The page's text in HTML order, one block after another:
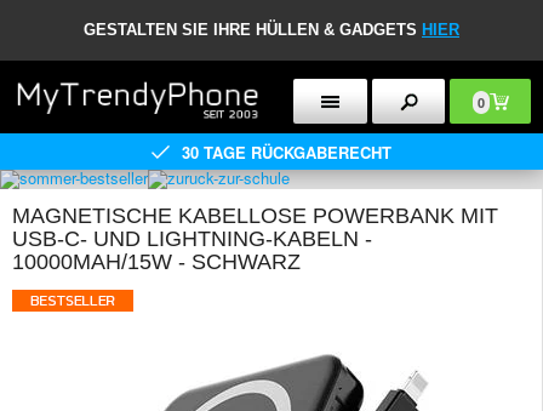
GESTALTEN SIE IHRE HÜLLEN & GADGETS HIER
0
30 TAGE RÜCKGABERECHT
MAGNETISCHE KABELLOSE POWERBANK MIT
USB-C- UND LIGHTNING-KABELN -
10000MAH/15W - SCHWARZ